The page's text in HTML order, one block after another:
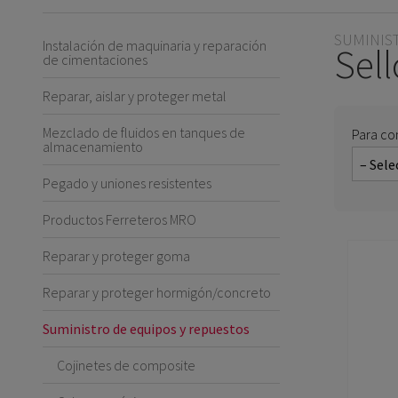
Instalación de maquinaria y reparación
de cimentaciones
Reparar, aislar y proteger metal
Mezclado de fluidos en tanques de
almacenamiento
Pegado y uniones resistentes
Productos Ferreteros MRO
Reparar y proteger goma
Reparar y proteger hormigón/concreto
Suministro de equipos y repuestos
Cojinetes de composite
Para